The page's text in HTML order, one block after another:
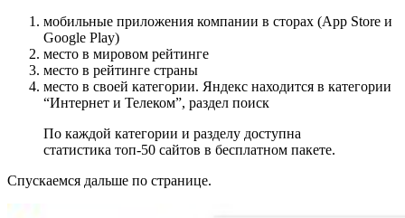
мобильные приложения компании в сторах (App Store и
Google Play)
место в мировом рейтинге
место в рейтинге страны
место в своей категории. Яндекс находится в категории
“Интернет и Телеком”, раздел поиск
По каждой категории и разделу доступна
статистика топ-50 сайтов в бесплатном пакете.
Спускаемся дальше по странице.